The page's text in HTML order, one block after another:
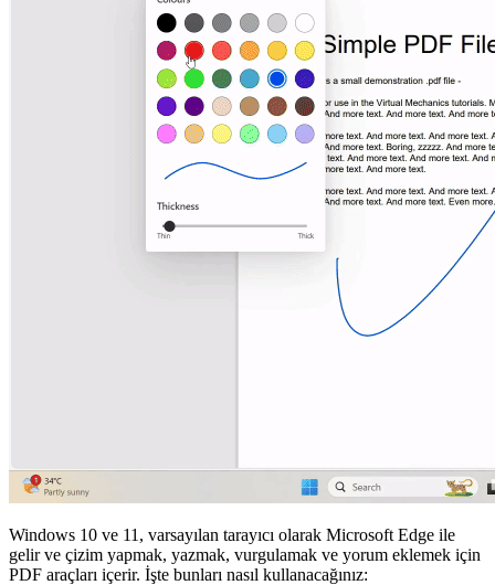
Windows 10 ve 11, varsayılan tarayıcı olarak Microsoft Edge ile
gelir ve çizim yapmak, yazmak, vurgulamak ve yorum eklemek için
PDF araçları içerir. İşte bunları nasıl kullanacağınız: